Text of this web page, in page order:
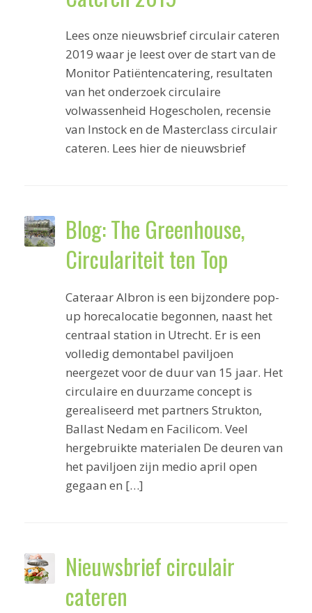
Lees onze nieuwsbrief circulair cateren
2019 waar je leest over de start van de
Monitor Patiëntencatering, resultaten
van het onderzoek circulaire
volwassenheid Hogescholen, recensie
van Instock en de Masterclass circulair
cateren. Lees hier de nieuwsbrief
Blog: The Greenhouse,
Circulariteit ten Top
Cateraar Albron is een bijzondere pop-
up horecalocatie begonnen, naast het
centraal station in Utrecht. Er is een
volledig demontabel paviljoen
neergezet voor de duur van 15 jaar. Het
circulaire en duurzame concept is
gerealiseerd met partners Strukton,
Ballast Nedam en Facilicom. Veel
hergebruikte materialen De deuren van
het paviljoen zijn medio april open
gegaan en […]
Nieuwsbrief circulair
cateren